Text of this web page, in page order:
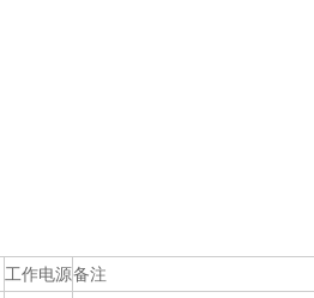
工作电源备注